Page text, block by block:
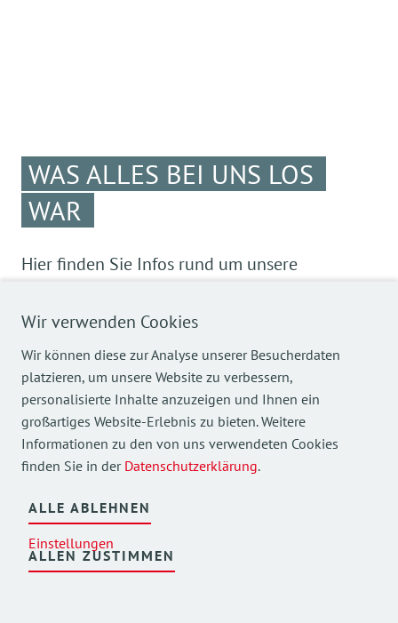
Wir verwenden Cookies
Wir können diese zur Analyse unserer Besucherdaten
platzieren, um unsere Website zu verbessern,
personalisierte Inhalte anzuzeigen und Ihnen ein
großartiges Website-Erlebnis zu bieten. Weitere
Informationen zu den von uns verwendeten Cookies
finden Sie in der Datenschutzerklärung.
ALLE ABLEHNEN
Einstellungen
ALLEN ZUSTIMMEN
WAS ALLES BEI UNS LOS
WAR
Hier finden Sie Infos rund um unsere
wie wir oft zeigen können. Gottesdienste,
Hundebesuche, Musiktherapie , Feste , Besuche
von Schulen, Vorträge, Fortbildungen u.v.m
finden regelmäßig statt.
ALLE THEMEN